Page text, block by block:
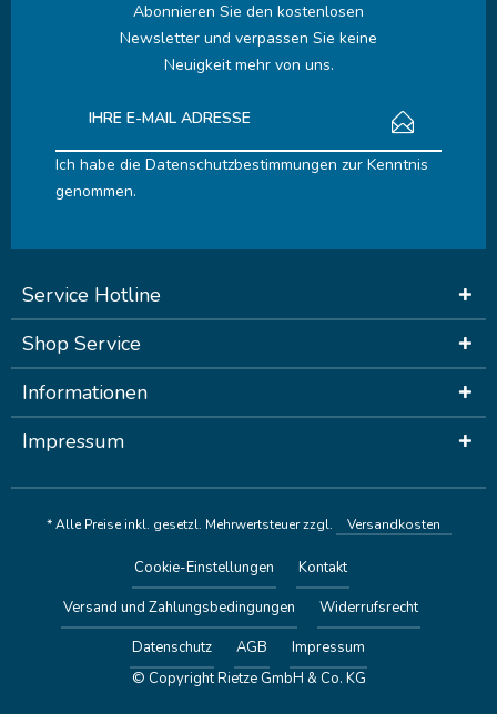
Abonnieren Sie den kostenlosen
Newsletter und verpassen Sie keine
Neuigkeit mehr von uns.
Ich habe die Datenschutzbestimmungen zur Kenntnis
genommen.
Service Hotline
Shop Service
Informationen
Impressum
* Alle Preise inkl. gesetzl. Mehrwertsteuer zzgl. Versandkosten
Cookie-Einstellungen
Kontakt
Versand und Zahlungsbedingungen
Widerrufsrecht
Datenschutz
AGB
Impressum
© Copyright Rietze GmbH & Co. KG